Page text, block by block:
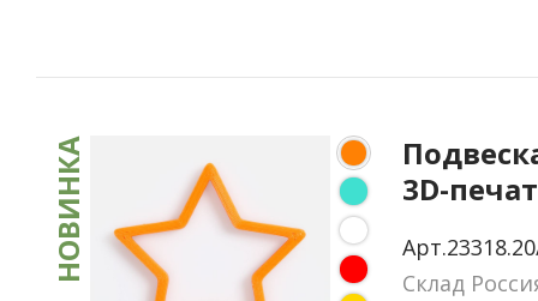
3D-
Склад
НОВИНКА